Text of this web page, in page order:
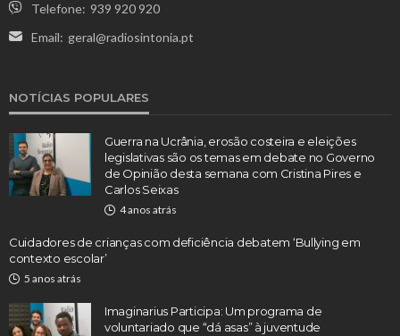
Telefone: 939 920 920
Email: geral@radiosintonia.pt
NOTÍCIAS POPULARES
Guerra na Ucrânia, erosão costeira e eleições
legislativas são os temas em debate no Governo
de Opinião desta semana com Cristina Pires e
Carlos Seixas
4 anos atrás
Cuidadores de crianças com deficiência debatem ‘Bullying em
contexto escolar’
5 anos atrás
Imaginarius Participa: Um programa de
voluntariado que “dá asas” à juventude